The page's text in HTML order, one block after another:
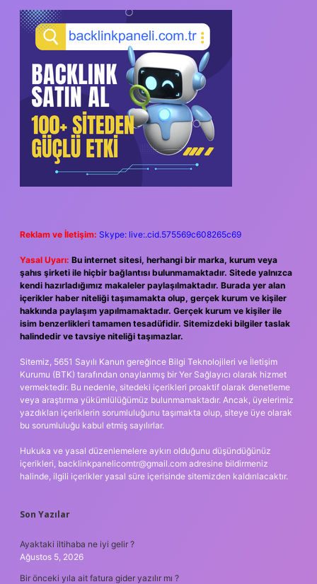
SIDEBAR
Reklam ve İletişim: Skype: live:.cid.575569c608265c69
Yasal Uyarı: Bu internet sitesi, herhangi bir marka, kurum veya
şahıs şirketi ile hiçbir bağlantısı bulunmamaktadır. Sitede yalnızca
kendi hazırladığımız makaleler paylaşılmaktadır. Burada yer alan
içerikler haber niteliği taşımamakta olup, gerçek kurum ve kişiler
hakkında paylaşım yapılmamaktadır. Gerçek kurum ve kişiler ile
isim benzerlikleri tamamen tesadüfidir. Sitemizdeki bilgiler taslak
halindedir ve tavsiye niteliği taşımazlar.
Sitemiz, 5651 Sayılı Kanun gereğince Bilgi Teknolojileri ve İletişim
Kurumu (BTK) tarafından onaylanmış bir Yer Sağlayıcı olarak hizmet
vermektedir. Bu nedenle, sitedeki içerikleri proaktif olarak denetleme
veya araştırma yükümlülüğümüz bulunmamaktadır. Ancak, üyelerimiz
yazdıkları içeriklerin sorumluluğunu taşımakta olup, siteye üye olarak
bu sorumluluğu kabul etmiş sayılırlar.
Hukuka ve yasal düzenlemelere aykırı olduğunu düşündüğünüz
içerikleri, backlinkpanelicomtr@gmail.com adresine bildirmeniz
halinde, ilgili içerikler yasal süre içerisinde sitemizden kaldırılacaktır.
Son Yazılar
Ayaktaki iltihaba ne iyi gelir ?
Ağustos 5, 2026
Bir önceki yıla ait fatura gider yazılır mı ?